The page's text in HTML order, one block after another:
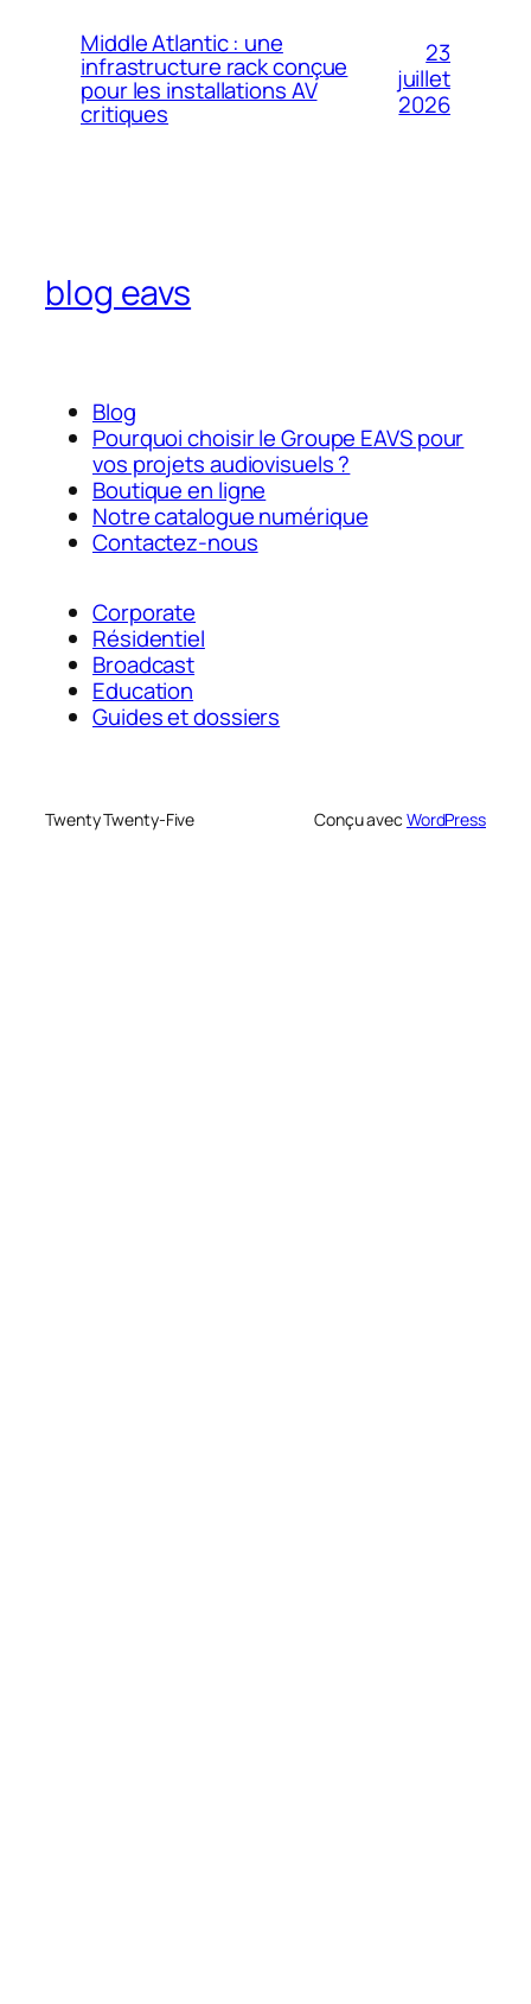
Middle Atlantic : une
infrastructure rack conçue
pour les installations AV
critiques
23
juillet
2026
blog eavs
Blog
Pourquoi choisir le Groupe EAVS pour
vos projets audiovisuels ?
Boutique en ligne
Notre catalogue numérique
Contactez-nous
Corporate
Résidentiel
Broadcast
Education
Guides et dossiers
Twenty Twenty-Five Conçu avec WordPress